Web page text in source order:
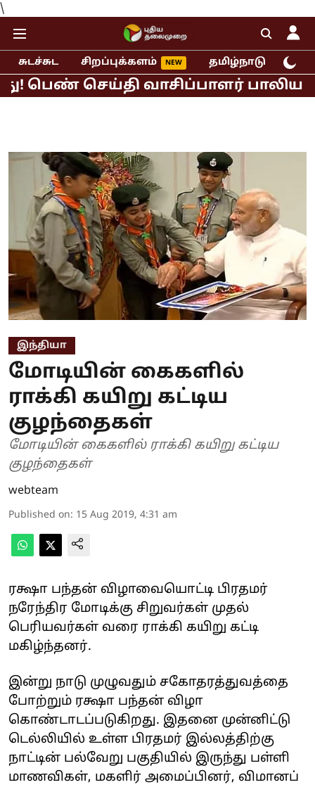
\
சுடச்சுட சிறப்புக்களம் தமிழ்நாடு
செய்தி வாசிப்பாளர் பாலியல் புகார்!
இந்தியா
மோடியின் கைகளில்
ராக்கி கயிறு கட்டிய
குழந்தைகள்
மோடியின் கைகளில் ராக்கி கயிறு கட்டிய
குழந்தைகள்
webteam
Published on: 15 Aug 2019, 4:31 am
ரக்ஷா பந்தன் விழாவையொட்டி பிரதமர்
நரேந்திர மோடிக்கு சிறுவர்கள் முதல்
பெரியவர்கள் வரை ராக்கி கயிறு கட்டி
மகிழ்ந்தனர்.
இன்று நாடு முழுவதும் சகோதரத்துவத்தை
போற்றும் ரக்ஷா பந்தன் விழா
கொண்டாடப்படுகிறது. இதனை முன்னிட்டு
டெல்லியில் உள்ள பிரதமர் இல்லத்திற்கு
நாட்டின் பல்வேறு பகுதியில் இருந்து பள்ளி
மாணவிகள், மகளிர் அமைப்பினர், விமானப்